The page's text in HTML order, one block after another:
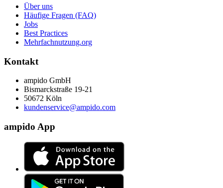
Über uns
Häufige Fragen (FAQ)
Jobs
Best Practices
Mehrfachnutzung.org
Kontakt
ampido GmbH
Bismarckstraße 19-21
50672 Köln
kundenservice@ampido.com
ampido App